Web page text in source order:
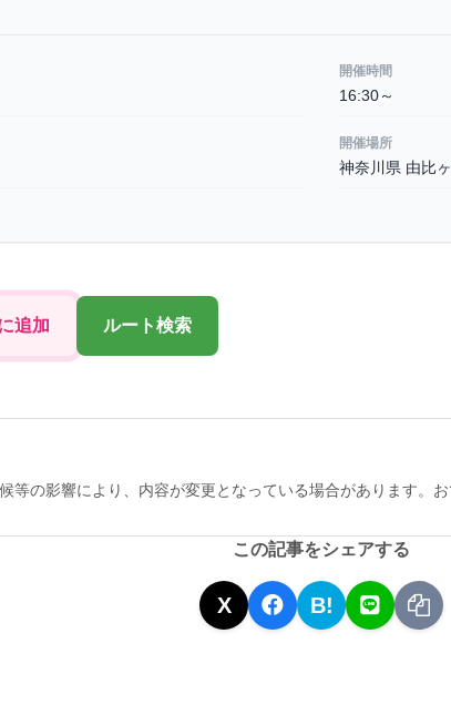
開催時間
16:30～
開催場所
神奈川県 由比
追加 ルート検索
等の影響により、内容が変更となっている場合があります。
この記事をシェアする
X B!